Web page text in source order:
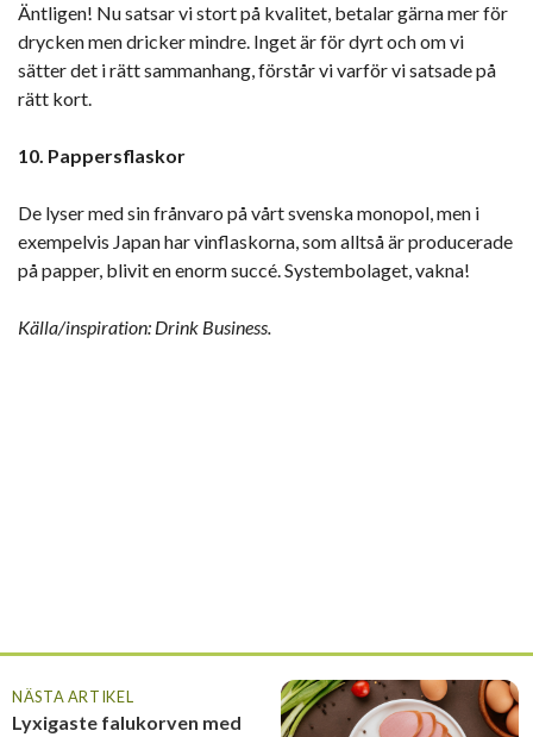
Äntligen! Nu satsar vi stort på kvalitet, betalar gärna mer för
drycken men dricker mindre. Inget är för dyrt och om vi
sätter det i rätt sammanhang, förstår vi varför vi satsade på
rätt kort.
10. Pappersflaskor
De lyser med sin frånvaro på vårt svenska monopol, men i
exempelvis Japan har vinflaskorna, som alltså är producerade
på papper, blivit en enorm succé. Systembolaget, vakna!
Källa/inspiration: Drink Business.
NÄSTA ARTIKEL
Lyxigaste falukorven med